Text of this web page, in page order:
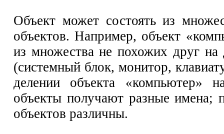
Объект может состоять из
объектов. Например, объект
из множества не похожих друг на
(системный блок, монитор,
делении объекта «компьютер»
объекты получают разные имена;
объектов различны.